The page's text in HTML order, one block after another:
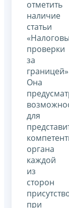
отметить
наличие
статьи
проверки
за
Она
для
органа
каждой
из
сторон
при